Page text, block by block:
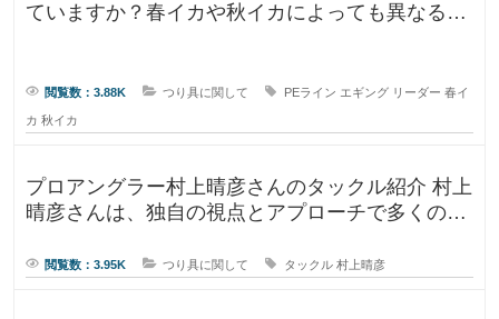
ていますか？春イカや秋イカによっても異なると
閲覧数：3.88K つり具に関して PEライン エギング リーダー 春イ
カ 秋イカ
プロアングラー村上晴彦さんのタックル紹介 村上
晴彦さんは、独自の視点とアプローチで多くのフ
閲覧数：3.95K つり具に関して タックル 村上晴彦